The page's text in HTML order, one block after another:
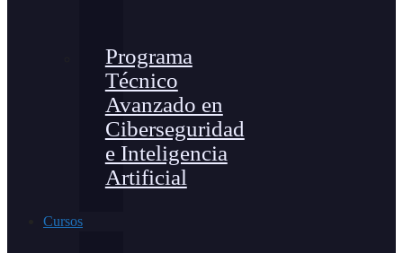
Programa
Técnico
Avanzado en
Ciberseguridad
e Inteligencia
Artificial
Cursos